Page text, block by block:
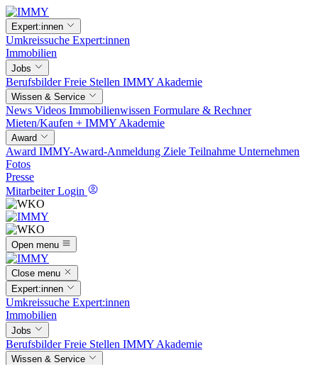
Expert:innen
Umkreissuche Expert:innen
Immobilien
Jobs
BerufsbilderFreie Stellen IMMY Akademie
Wissen & Service
News Videos Immobilienwissen Formulare & Rechner
Mieten/Kaufen + IMMY Akademie
Award
Award IMMY-Award-Anmeldung Ziele Teilnahme Unternehmen
Fotos
Presse
Mitarbeiter Login
Open menu
Close menu
Expert:innen
Umkreissuche Expert:innen
Immobilien
Jobs
BerufsbilderFreie Stellen IMMY Akademie
Wissen & Service